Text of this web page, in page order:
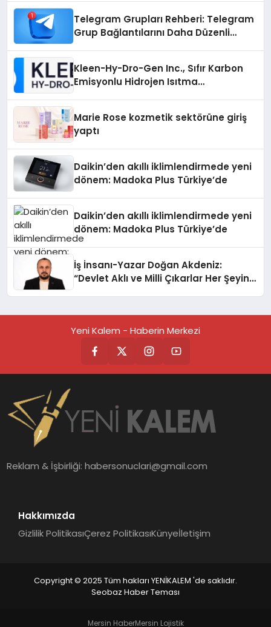
Telegram Grupları Rehberi: Telegram
Grup Bağlantılarını Daha Düzenli
Kleen-Hy-Dro-Gen Inc., Sıfır Karbon
Emisyonlu Hidrojen Isıtma
Marie Rose kozmetik sektörüne giriş
yaptı
Daikin’den akıllı iklimlendirmede yeni
dönem: Madoka Plus Türkiye’de
Daikin’den akıllı iklimlendirmede yeni
dönem: Madoka Plus Türkiye’de
İş İnsanı-Yazar Doğan Akdeniz:
“Devlet Aklı ve Milli Çıkarlar Her Şeyin
Yeni Kalem - Haberin Merkezi
Reklam & İşbirliği:habersonuclari@gmail.com
Hakkımızda
Gizlilik PolitikasıÇerez PolitikasıKünyeİletişim
Copyright © 2025 Tüm hakları YENİKALEM 'de saklıdır.
Seobaz Haber Teması
Mersin HaberMersin Lojistik